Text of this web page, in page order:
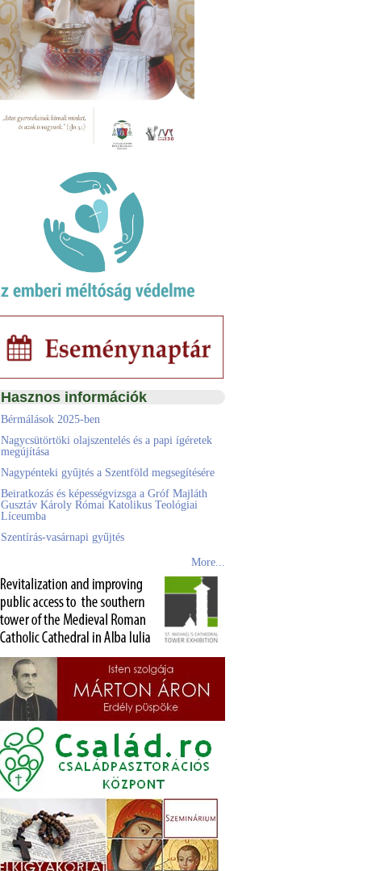
Hasznos információk
Bérmálások 2025-ben
Nagycsütörtöki olajszentelés és a papi ígéretek
megújítása
Nagypénteki gyűjtés a Szentföld megsegítésére
Beiratkozás és képességvizsga a Gróf Majláth
Gusztáv Károly Római Katolikus Teológiai
Líceumba
Szentírás-vasárnapi gyűjtés
More...